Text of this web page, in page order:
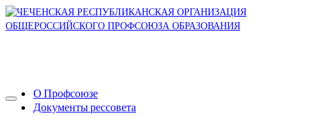
О Профсоюзе
Документы рессовета